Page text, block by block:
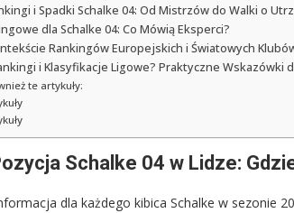
i Spadki Schalke 04: Od Mistrzów do Walki o
dla Schalke 04: Co Mówią Eksperci?
Rankingów Europejskich i Światowych
i Klasyfikacje Ligowe? Praktyczne Wskazówki
te artykuły:
Schalke 04 w Lidze:
dla każdego kibica Schalke w sezonie